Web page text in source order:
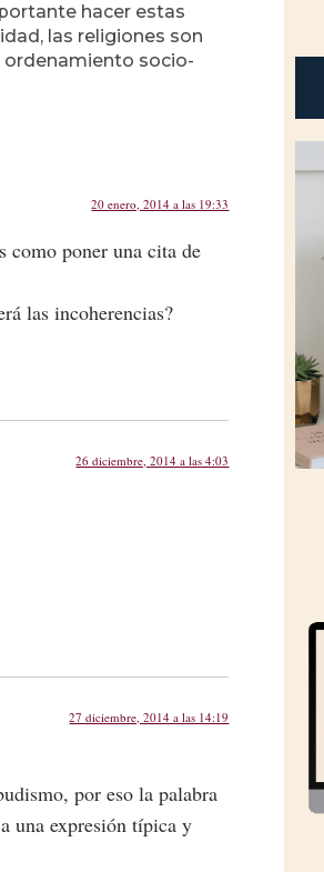
hacer estas
las religiones son
ordenamiento socio-
20 enero, 2014 a las 19:33
como poner una cita de
las incoherencias?
26 diciembre, 2014 a las 4:03
27 diciembre, 2014 a las 14:19
por eso la palabra
una expresión típica y